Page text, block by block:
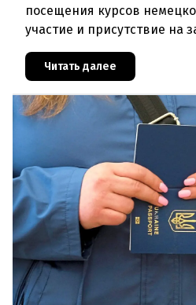
посещения курсов
участие и присутствие на
Те, кто без уважительной
Читать далее